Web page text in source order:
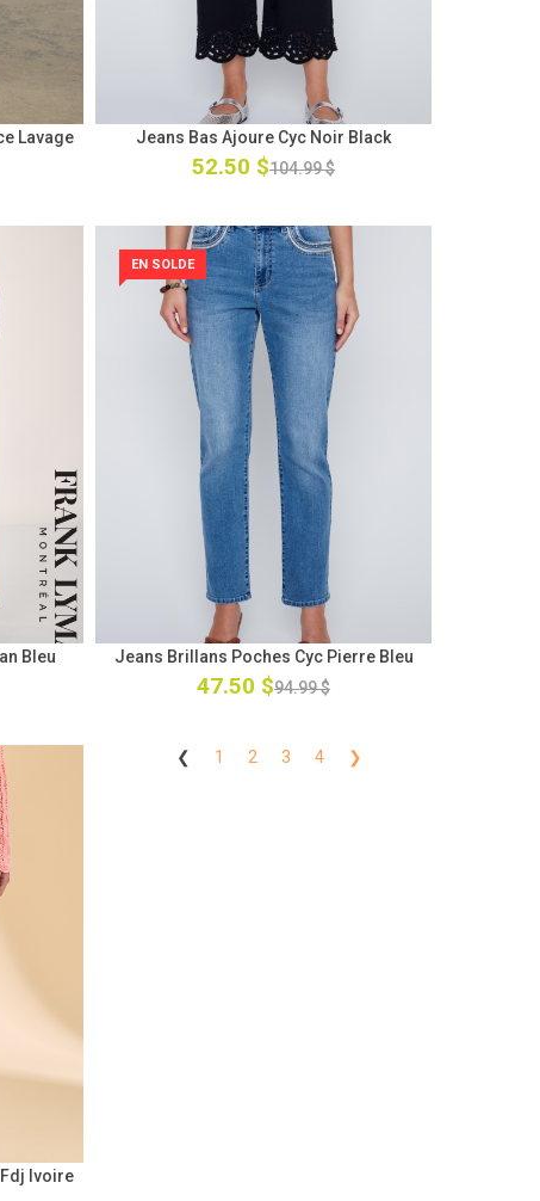
Lavage Jeans Bas Ajoure Cyc Noir Black
52.50 $104.99 $
Bleu
EN SOLDE
Jeans Brillans Poches Cyc Pierre Bleu
47.50 $94.99 $
Ivoire
❮ 1 2 3 4 ❯